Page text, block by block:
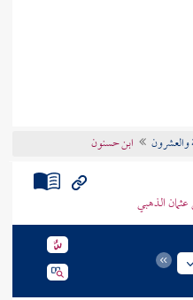
والعشرون ابن حسنون
الذهبي